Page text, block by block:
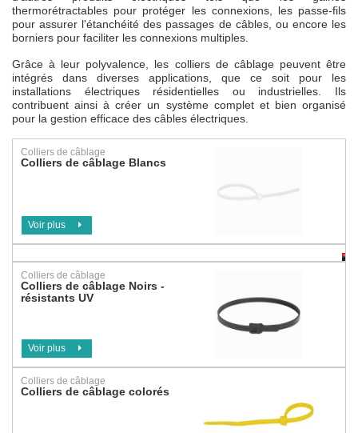
thermorétractables pour protéger les connexions, les passe-fils
pour assurer l'étanchéité des passages de câbles, ou encore les
borniers pour faciliter les connexions multiples.
Grâce à leur polyvalence, les colliers de câblage peuvent être
intégrés dans diverses applications, que ce soit pour les
installations électriques résidentielles ou industrielles. Ils
contribuent ainsi à créer un système complet et bien organisé
pour la gestion efficace des câbles électriques.
Colliers de câblage
Colliers de câblage Blancs
Voir plus
Colliers de câblage
Colliers de câblage Noirs -
résistants UV
Voir plus
Colliers de câblage
Colliers de câblage colorés